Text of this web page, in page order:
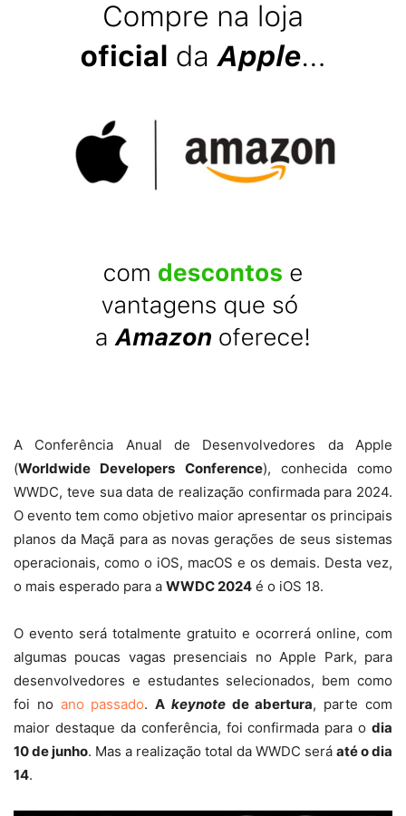
A Conferência Anual de Desenvolvedores da Apple
(Worldwide Developers Conference), conhecida como
WWDC, teve sua data de realização confirmada para 2024.
O evento tem como objetivo maior apresentar os principais
planos da Maçã para as novas gerações de seus sistemas
operacionais, como o iOS, macOS e os demais. Desta vez,
o mais esperado para a WWDC 2024 é o iOS 18.
O evento será totalmente gratuito e ocorrerá online, com
algumas poucas vagas presenciais no Apple Park, para
desenvolvedores e estudantes selecionados, bem como
foi no ano passado.A keynotede abertura, parte com
maior destaque da conferência, foi confirmada para o dia
10 de junho. Mas a realização total da WWDC será até o dia
14.